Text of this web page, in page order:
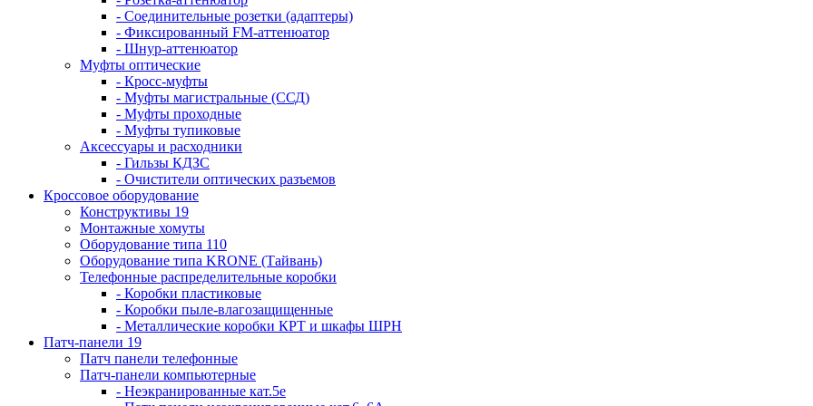
- Соединительные розетки (адаптеры)
- Фиксированный FM-аттенюатор
- Шнур-аттенюатор
Муфты оптические
- Кросс-муфты
- Муфты магистральные (ССД)
- Муфты проходные
- Муфты тупиковые
Аксессуары и расходники
- Гильзы КДЗС
- Очистители оптических разъемов
Кроссовое оборудование
Конструктивы 19
Монтажные хомуты
Оборудование типа 110
Оборудование типа KRONE (Тайвань)
Телефонные распределительные коробки
- Коробки пластиковые
- Коробки пыле-влагозащищенные
- Металлические коробки КРТ и шкафы ШРН
Патч-панели 19
Патч панели телефонные
Патч-панели компьютерные
- Неэкранированные кат.5е